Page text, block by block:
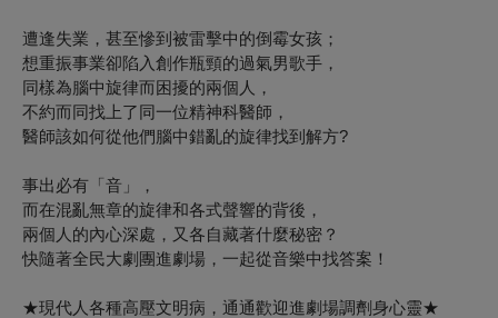
遭逢失業，甚至慘到被雷擊中的倒霉女孩；
想重振事業卻陷入創作瓶頸的過氣男歌手，
同樣為腦中旋律而困擾的兩個人，
不約而同找上了同一位精神科醫師，
醫師該如何從他們腦中錯亂的旋律找到解方?
事出必有「音」，
而在混亂無章的旋律和各式聲響的背後，
兩個人的內心深處，又各自藏著什麼秘密？
快隨著全民大劇團進劇場，一起從音樂中找答案！
★現代人 各種高壓文明病，通通歡迎進劇場調劑身心靈★